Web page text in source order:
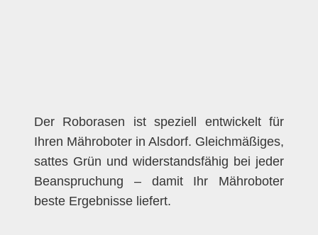
Der Roborasen ist speziell entwickelt für
Ihren Mähroboter in Alsdorf. Gleichmäßiges,
sattes Grün und widerstandsfähig bei jeder
Beanspruchung – damit Ihr Mähroboter
beste Ergebnisse liefert.